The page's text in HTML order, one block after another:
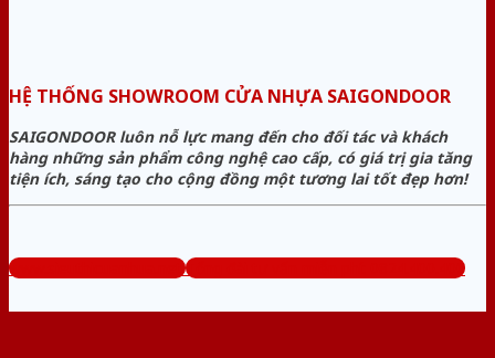
HỆ THỐNG SHOWROOM CỬA NHỰA SAIGONDOOR
SAIGONDOOR luôn nỗ lực mang đến cho đối tác và khách
hàng những sản phẩm công nghệ cao cấp, có giá trị gia tăng
tiện ích, sáng tạo cho cộng đồng một tương lai tốt đẹp hơn!
www.sieuthicuanhua.net Tổng đài tư vấn miễn phí: 0824.400.400